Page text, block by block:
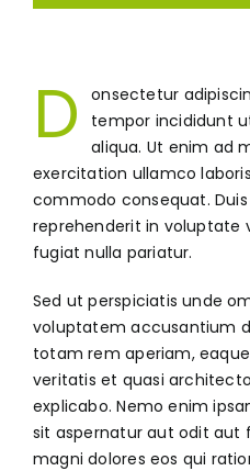
D
onsectetur
tempor incididunt
aliqua. Ut enim ad
exercitation ullamco
commodo consequat.
reprehenderit in voluptate
fugiat nulla pariatur.
Sed ut perspiciatis unde
voluptatem accusantium
totam rem aperiam,
veritatis et quasi
explicabo. Nemo enim
sit aspernatur aut odit aut
magni dolores eos qui